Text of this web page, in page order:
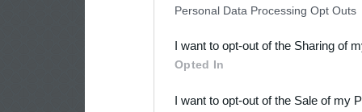
Downstream Participants
third parties.
Personal Data Processing Opt Outs
I want to opt-out of the Sharing of
Opted In
I want to opt-out of the Sale of my